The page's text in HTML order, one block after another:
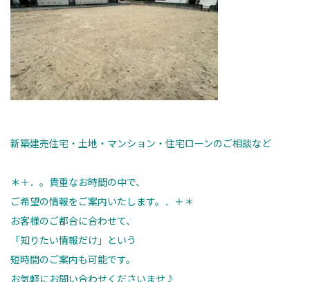
新築建売住宅・土地・マンション・住宅ローンのご相談など
＊＋．。貴重なお時間の中で、
ご希望の情報をご案内いたします。．＋＊
お客様のご都合に合わせて、
「知りたい情報だけ」という
短時間のご案内も可能です。
お気軽にお問い合わせくださいませ♪